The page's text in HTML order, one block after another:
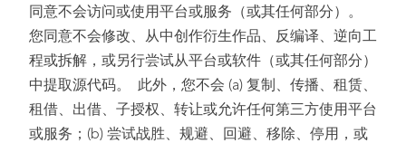
同意不会访问或使用平台或服务（或其任何部分）。
您同意不会修改、从中创作衍生作品、反编译、逆向工
程或拆解，或另行尝试从平台或软件（或其任何部分）
中提取源代码。 此外，您不会 (a) 复制、传播、租赁、
租借、出借、子授权、转让或允许任何第三方使用平台
或服务；(b) 尝试战胜、规避、回避、移除、停用，或